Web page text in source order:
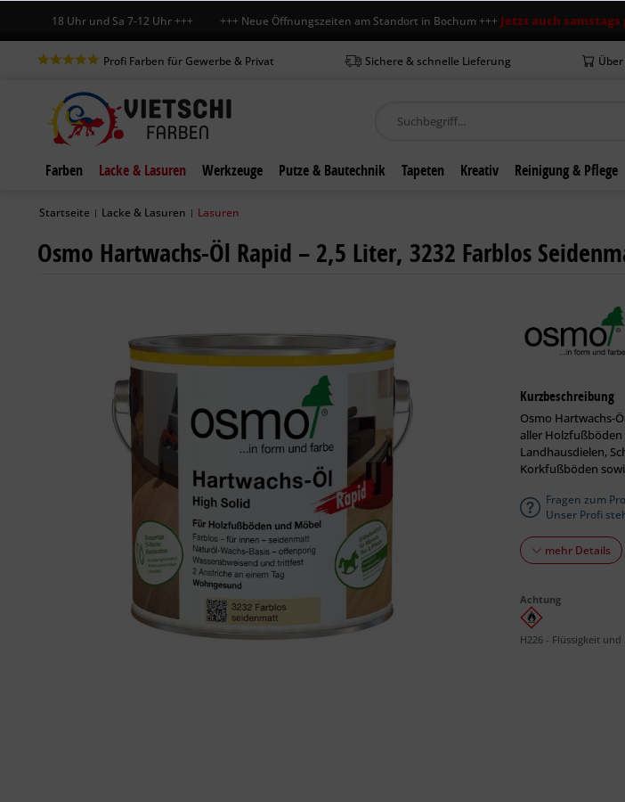
7-18 Uhr und Sa 7-12 Uhr +++ +++ Neue Öffnungszeiten am Standort in Bochum +++Jetzt auch samstags
Profi Farben für Gewerbe & Privat Sichere & schnelle Lieferung
Farben Lacke & Lasuren Werkzeuge Putze & Bautechnik Tapeten Kreativ Reinigung & Pflege
Startseite | Lacke & Lasuren | Lasuren
Osmo Hartwachs-Öl Rapid – 2,5 Liter, 3232 Farblos
Kurzbeschreibung
Osmo Hartwachs-
aller Holzfußböden
Landhausdielen,
Korkfußböden
Fragen zum
Unser Profi
mehr Details
Achtung
H226 - Flüssigkeit